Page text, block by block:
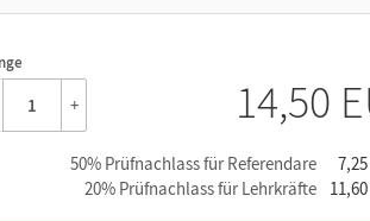
die mit dem LehrwerkWork with
+ 14,50
50% Prüfnachlass für Referendare
20% Prüfnachlass für Lehrkräfte